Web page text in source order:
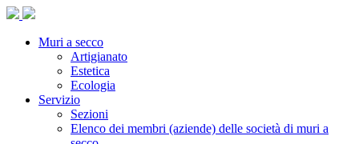
Muri a secco
Artigianato
Estetica
Ecologia
Servizio
Sezioni
Elenco dei membri (aziende) delle società di muri a